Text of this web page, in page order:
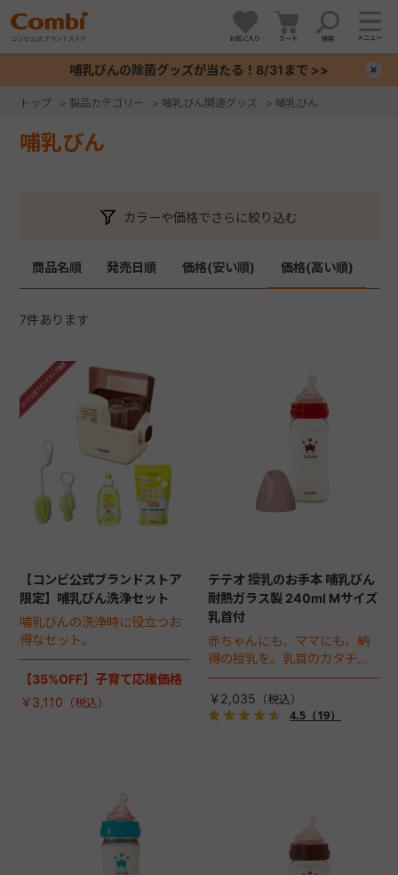
お気に入り カート 検索 メニュー
哺乳びんの除菌グッズが当たる！8/31まで >>
トップ > 製品カテゴリー > 哺乳びん関連グッズ > 哺乳びん
哺乳びん
カラーや価格でさらに絞り込む
商品名順 発売日順 価格(安い順) 価格(高い順)
7件あります
【コンビ公式ブランドストア
限定】哺乳びん洗浄セット
哺乳びんの洗浄時に役立つお
得なセット。
【35%OFF】子育て応援価格
￥3,110
テテオ 授乳のお手本 哺乳びん
耐熱ガラス製 240ml Mサイズ
乳首付
赤ちゃんにも、ママにも、納
得の授乳を。乳首のカタチと
サイズにこだわりました。匂
いや傷がつきにくく、丈夫な
耐熱ガラス製の哺乳びん。
￥2,035
4.5（19）